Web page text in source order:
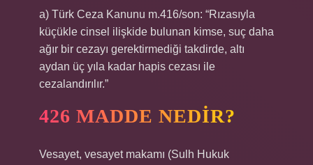
a) Türk Ceza Kanunu m.416/son: “Rızasıyla
küçükle cinsel ilişkide bulunan kimse, suç daha
ağır bir cezayı gerektirmediği takdirde, altı
aydan üç yıla kadar hapis cezası ile
cezalandırılır.”
426 MADDE NEDIR?
Vesayet, vesayet makamı (Sulh Hukuk